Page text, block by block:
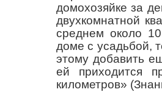
домохозяйке за
двухкомнатной
среднем около
доме с усадьбой,
этому добавить
ей приходится
километров»